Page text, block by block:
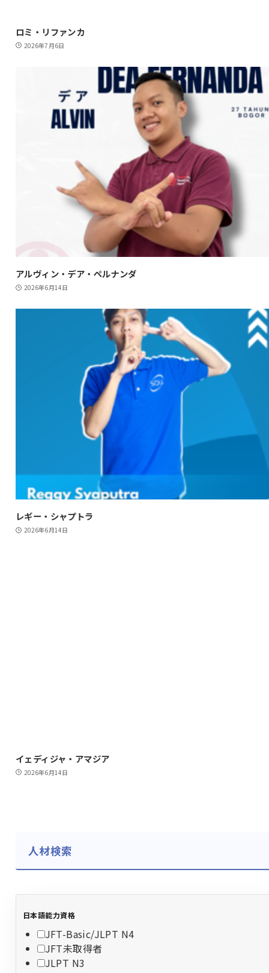
ロミ・リファンカ
2026年7月6日
アルヴィン・デア・ペルナンダ
2026年6月14日
レギー・シャプトラ
2026年6月14日
イェディジャ・アマジア
2026年6月14日
人材検索
日本語能力資格
JFT-Basic/JLPT N4
JFT未取得者
JLPT N3